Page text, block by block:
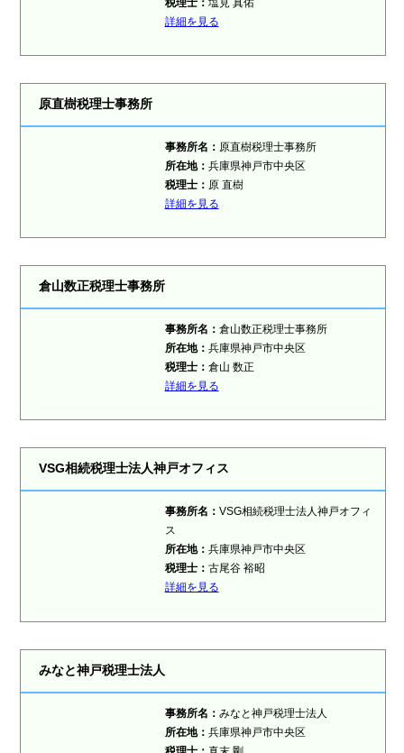
税理士： 塩見 真佑
詳細を見る
原直樹税理士事務所
事務所名： 原直樹税理士事務所
所在地： 兵庫県神戸市中央区
税理士： 原 直樹
詳細を見る
倉山数正税理士事務所
事務所名： 倉山数正税理士事務所
所在地： 兵庫県神戸市中央区
税理士： 倉山 数正
詳細を見る
VSG相続税理士法人神戸オフィス
事務所名： VSG相続税理士法人神戸オフィ
ス
所在地： 兵庫県神戸市中央区
税理士： 古尾谷 裕昭
詳細を見る
みなと神戸税理士法人
事務所名： みなと神戸税理士法人
所在地： 兵庫県神戸市中央区